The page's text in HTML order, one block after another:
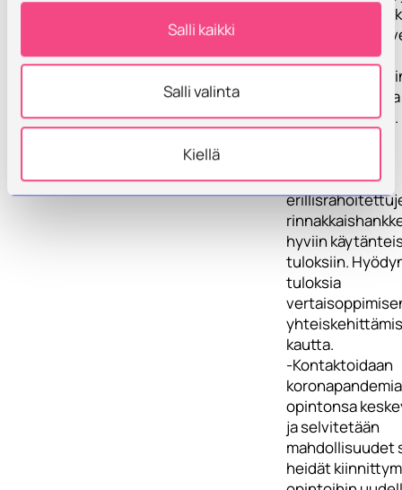
Salli kaikki
Salli valinta
Kiellä
oppiminen/
näkemykset ja
mittaritiedot
edistymisestä ja
oppimisvajeista.
-Tutustutaan
hyviin
tuloksiin.
tuloksia
kautta.
-Kontaktoidaan
opintonsa
ja selvitetään
mahdollisuudet
heidät